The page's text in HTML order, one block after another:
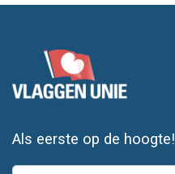
Als eerste op de hoogte!